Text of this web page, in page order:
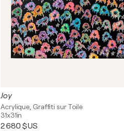
Joy
Acrylique, Graffiti sur Toile
31x31in
2 680 $US